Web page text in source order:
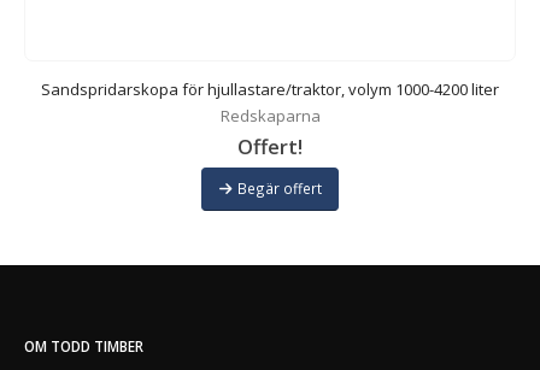
Sandspridarskopa för hjullastare/traktor, volym 1000-4200 liter
Redskaparna
Offert!
Begär offert
OM TODD TIMBER